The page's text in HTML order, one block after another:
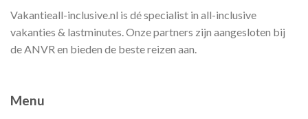
Vakantieall-inclusive.nl is dé specialist in all-inclusive
vakanties & lastminutes. Onze partners zijn aangesloten bij
de ANVR en bieden de beste reizen aan.
Menu